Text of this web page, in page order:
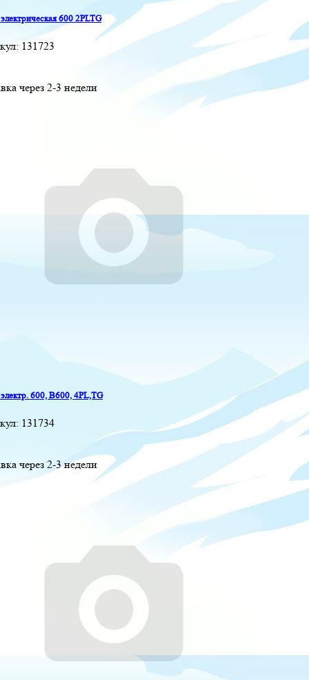
600 2PLTG
131723
через 2-3 недели
600, B600, 4PL,TG
131734
через 2-3 недели